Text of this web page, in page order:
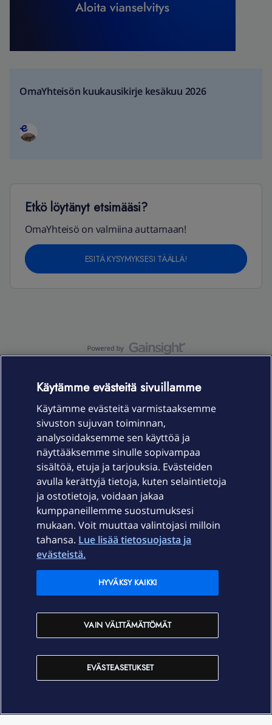
OmaYhteisön kuukausikirje kesäkuu 2026
Etkö löytänyt etsimääsi?
OmaYhteisö on valmiina auttamaan!
ESITÄ KYSYMYKSESI TÄÄLLÄ!
Laitteet & liittymät
Palvelut
Ajankohtaista
Elisa Oyj
In English
Käytämme evästeitä sivuillamme
Käytämme evästeitä varmistaaksemme
sivuston sujuvan toiminnan,
analysoidaksemme sen käyttöä ja
näyttääksemme sinulle sopivampaa
sisältöä, etuja ja tarjouksia. Evästeiden
avulla kerättyjä tietoja, kuten selaintietoja
ja ostotietoja, voidaan jakaa
kumppaneillemme suostumuksesi
mukaan. Voit muuttaa valintojasi milloin
tahansa. Lue lisää tietosuojasta ja
evästeistä.
EVÄSTEASETUKSET
VAIN VÄLTTÄMÄTTÖMÄT
HYVÄKSY KAIKKI